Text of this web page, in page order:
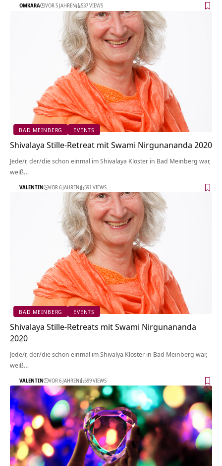
OMKARA VOR 5 JAHREN 537 VIEWS
BAD MEINBERG EVENTS
Shivalaya Stille-Retreat mit Swami Nirgunananda 2020
Jede/r, der/die schon einmal im Shivalaya Kloster in Bad Meinberg war,
weiß…
VALENTIN VOR 6 JAHREN 591 VIEWS
BAD MEINBERG EVENTS
Shivalaya Stille-Retreats mit Swami Nirgunananda
2020
Jede/r, der/die schon einmal im Shivalya Kloster in Bad Meinberg war,
weiß…
VALENTIN VOR 6 JAHREN 599 VIEWS